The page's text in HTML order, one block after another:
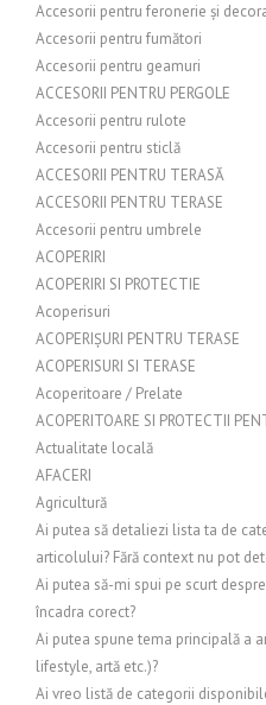
Accesorii pentru feronerie și
Accesorii pentru fumători
Accesorii pentru geamuri
ACCESORII PENTRU PERGOLE
Accesorii pentru rulote
Accesorii pentru sticlă
ACCESORII PENTRU TERASĂ
ACCESORII PENTRU TERASE
Accesorii pentru umbrele
ACOPERIRI
ACOPERIRI SI PROTECTIE
Acoperisuri
ACOPERIȘURI PENTRU TERASE
ACOPERISURI SI TERASE
Acoperitoare / Prelate
ACOPERITOARE SI PROTECTII
Actualitate locală
AFACERI
Agricultură
Ai putea să detaliezi lista ta de
articolului? Fără context nu pot
Ai putea să-mi spui pe scurt
încadra corect?
Ai putea spune tema principală a
lifestyle, artă etc.)?
Ai vreo listă de categorii